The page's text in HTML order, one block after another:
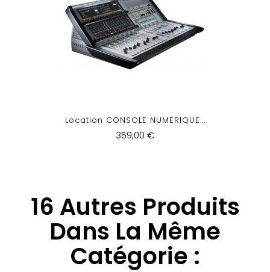
Location CONSOLE NUMERIQUE...
359,00 €
16 Autres Produits
Dans La Même
Catégorie :